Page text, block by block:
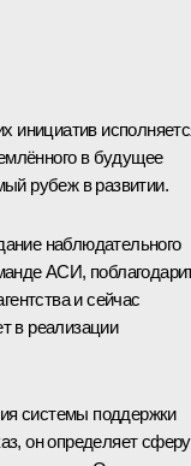
инициатив
в будущее
рубеж в развитии.
наблюдательного
АСИ,
и сейчас
в реализации
системы поддержки
он определяет сферу